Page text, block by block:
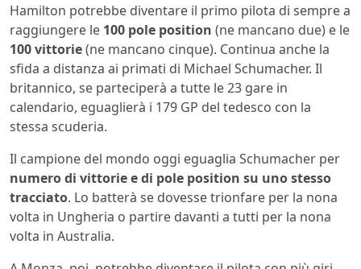
Hamilton potrebbe diventare il primo pilota di sempre a
raggiungere le 100 pole position (ne mancano due) e le
100 vittorie(ne mancano cinque). Continua anche la
sfida a distanza ai primati di Michael Schumacher. Il
britannico, se parteciperà a tutte le 23 gare in
calendario, eguaglierà i 179 GP del tedesco con la
stessa scuderia.
Il campione del mondo oggi eguaglia Schumacher per
numero di vittorie e di pole position su uno stesso
tracciato. Lo batterà se dovesse trionfare per la nona
volta in Ungheria o partire davanti a tutti per la nona
volta in Australia.